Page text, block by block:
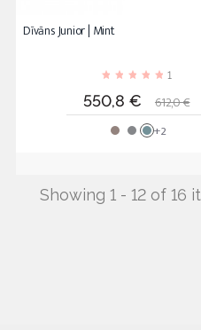
Dīvāns Junior | Mint
1
Cena
550,8 €
cena
612,0 €
+2
Showing 1 - 12 of 16